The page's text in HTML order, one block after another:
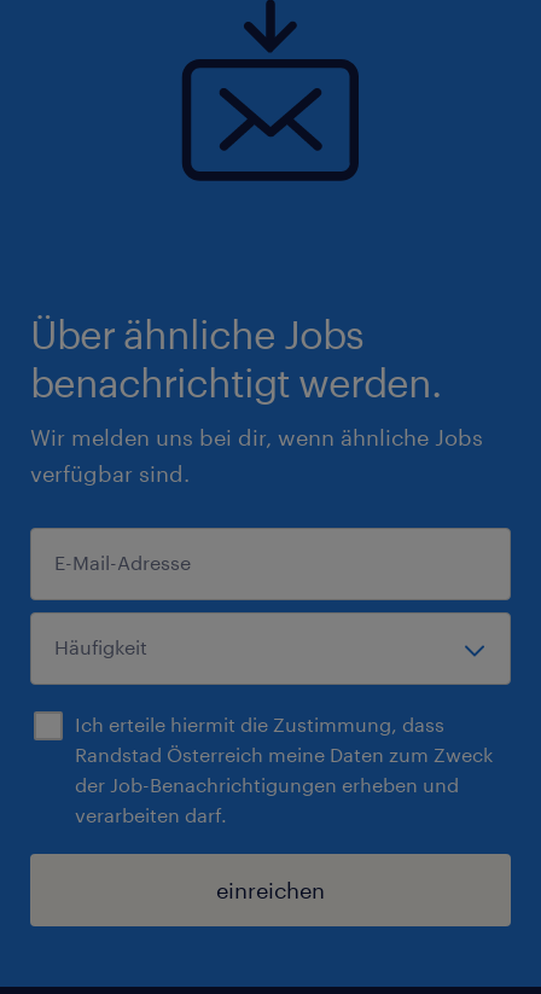
Über ähnliche Jobs
benachrichtigt werden.
Wir melden uns bei dir, wenn ähnliche Jobs
verfügbar sind.
Ich erteile hiermit die Zustimmung, dass
Randstad Österreich meine Daten zum Zweck
der Job-Benachrichtigungen erheben und
verarbeiten darf.
einreichen